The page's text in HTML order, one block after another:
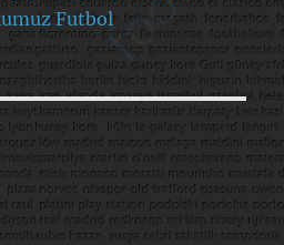
Futbol